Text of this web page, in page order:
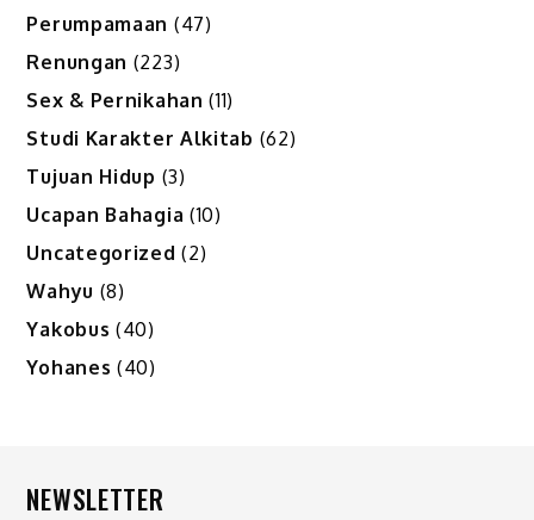
Perumpamaan (47)
Renungan (223)
Sex & Pernikahan (11)
Studi Karakter Alkitab (62)
Tujuan Hidup (3)
Ucapan Bahagia (10)
Uncategorized (2)
Wahyu (8)
Yakobus (40)
Yohanes (40)
NEWSLETTER